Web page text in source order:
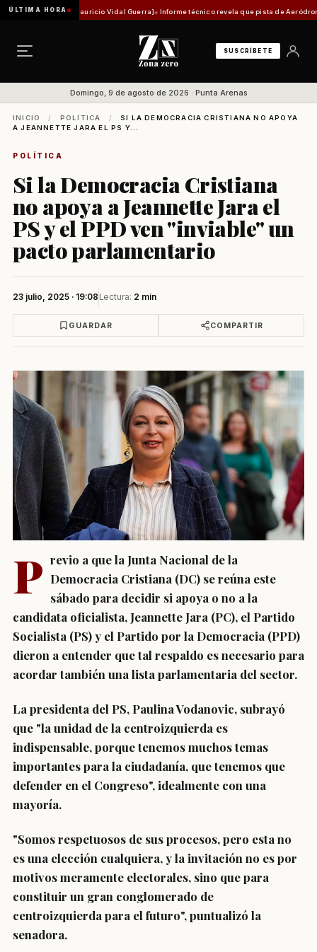
ÚLTIMA HORA
[Por Mauricio Vidal Guerra] Informe técnico revela que pista de Aeródromo de
SUSCRÍBETE
Domingo, 9 de agosto de 2026 · Punta Arenas
INICIO / POLÍTICA /
SI LA DEMOCRACIA CRISTIANA NO APOYA
A JEANNETTE JARA EL PS Y...
POLÍTICA
Si la Democracia Cristiana
no apoya a Jeannette Jara el
PS y el PPD ven "inviable" un
pacto parlamentario
23 julio, 2025 · 19:08 Lectura: 2 min
GUARDAR COMPARTIR
P revio a que la Junta Nacional de la
Democracia Cristiana (DC) se reúna este
sábado para decidir si apoya o no a la
candidata oficialista, Jeannette Jara (PC), el Partido
Socialista (PS) y el Partido por la Democracia (PPD)
dieron a entender que tal respaldo es necesario para
acordar también una lista parlamentaria del sector.
La presidenta del PS, Paulina Vodanovic, subrayó
que "la unidad de la centroizquierda es
indispensable, porque tenemos muchos temas
importantes para la ciudadanía, que tenemos que
defender en el Congreso", idealmente con una
mayoría.
"Somos respetuosos de sus procesos, pero esta no
es una elección cualquiera, y la invitación no es por
motivos meramente electorales, sino que para
constituir un gran conglomerado de
centroizquierda para el futuro", puntualizó la
senadora.